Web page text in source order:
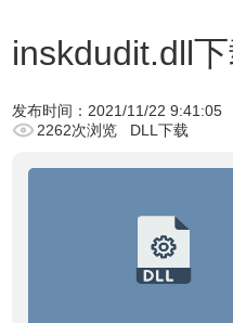
inskdudit.dll
发布时间： 2021/11/22 9:41:05
2262次浏览
DLL下载